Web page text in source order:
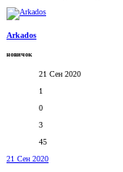
Arkados
новичок
21 Сен 2020
1
0
3
45
21 Сен 2020